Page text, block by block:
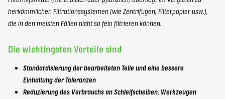
herkömmlichen Filtrationssystemen (wie Zentrifugen, Filterpapier usw.),
die in den meisten Fällen nicht so fein filtrieren können.
Die wichtingsten Vorteile sind
Standardisierung der bearbeiteten Teile und eine bessere
Einhaltung der Toleranzen
Reduzierung des Verbrauchs an Schleifscheiben, Werkzeugen